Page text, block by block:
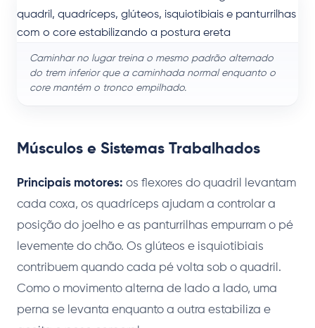
Caminhar no lugar treina o mesmo padrão alternado
do trem inferior que a caminhada normal enquanto o
core mantém o tronco empilhado.
Músculos e Sistemas Trabalhados
Principais motores: os flexores do quadril levantam
cada coxa, os quadríceps ajudam a controlar a
posição do joelho e as panturrilhas empurram o pé
levemente do chão. Os glúteos e isquiotibiais
contribuem quando cada pé volta sob o quadril.
Como o movimento alterna de lado a lado, uma
perna se levanta enquanto a outra estabiliza e